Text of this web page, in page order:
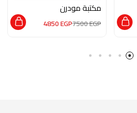
مكتبة مودرن
HMZ0026
7500EGP
4850EGP